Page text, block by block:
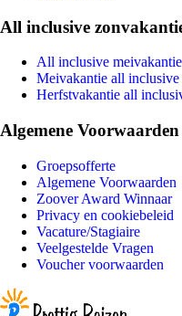
All inclusive
All inclusive meivakantie
Meivakantie all inclusive
Herfstvakantie all
Algemene Voorwaarden
Groepsofferte
Algemene Voorwaarden
Zoover Award Winnaar
Privacy en cookiebeleid
Vacature/Stagiaire
Veelgestelde Vragen
Voucher voorwaarden